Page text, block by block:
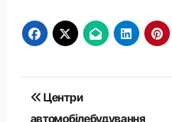
Навігація
Центри
автомобілебудування